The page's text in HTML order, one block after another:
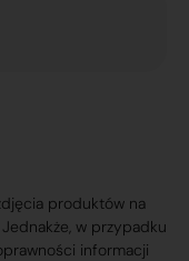
produktów na
w przypadku
informacji